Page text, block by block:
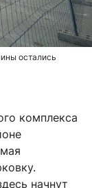
остались
комплекса
начнут